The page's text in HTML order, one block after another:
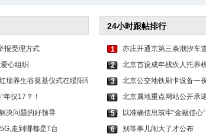
报受理方式
心组织
瑞养生谷奠基仪式在绥阳举
年仅17？！
决问题的好领导
走到哪都是T台
24小时跟帖排行
1
亦庄开通京第三条潮汐车
2
北京首设成年残疾人托养
3
北京公交地铁刷卡设备一
4
北京属地重点网站公开承
5
以准确信息筑牢“金融信心”
6
别等事儿闹大了才公布